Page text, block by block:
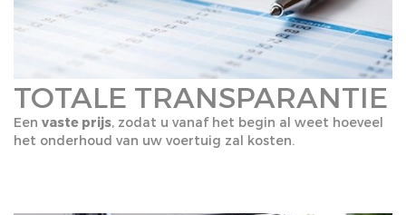
TOTALE TRANSPARANTIE
Een vaste prijs, zodat u vanaf het begin al weet hoeveel
het onderhoud van uw voertuig zal kosten.